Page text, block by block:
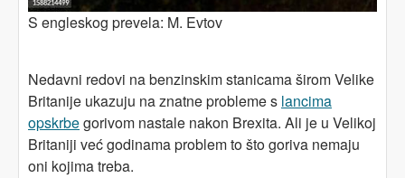
S engleskog prevela: M. Evtov
Nedavni redovi na benzinskim stanicama širom Velike
Britanije ukazuju na znatne probleme s lancima
opskrbegorivom nastale nakon Brexita. Ali je u Velikoj
Britaniji već godinama problem to što goriva nemaju
oni kojima treba.